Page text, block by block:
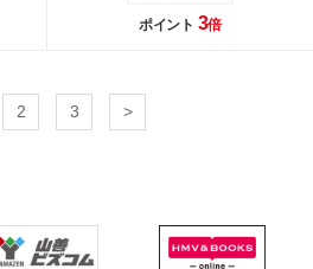
ポイント 3倍
2 3 >